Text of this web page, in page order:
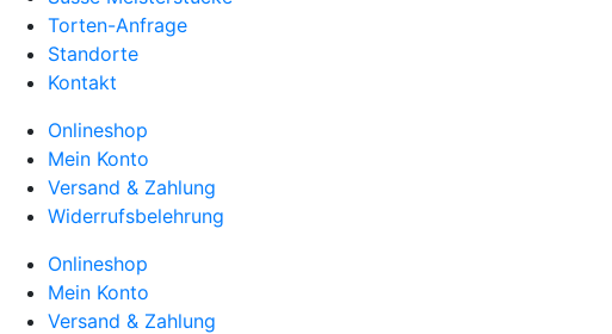
Torten-Anfrage
Standorte
Kontakt
Onlineshop
Mein Konto
Versand & Zahlung
Widerrufsbelehrung
Onlineshop
Mein Konto
Versand & Zahlung